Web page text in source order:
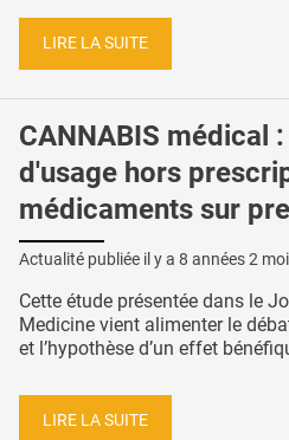
LIRE LA SUITE
CANNABIS médical
d'usage hors
médicaments sur
Actualité publiée il y a 8 années 2
Cette étude présentée dans le
Medicine vient alimenter le
et l’hypothèse d’un effet
LIRE LA SUITE